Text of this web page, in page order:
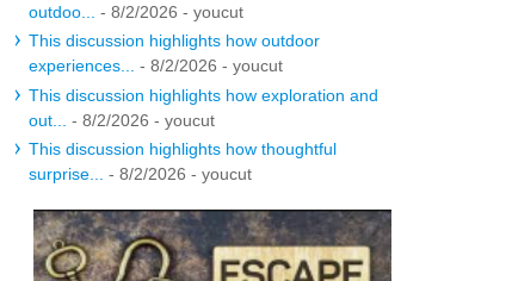
outdoo...
- 8/2/2026 - youcut
This discussion highlights how outdoor
experiences...
- 8/2/2026 - youcut
This discussion highlights how exploration and
out...
- 8/2/2026 - youcut
This discussion highlights how thoughtful
surprise...
- 8/2/2026 - youcut